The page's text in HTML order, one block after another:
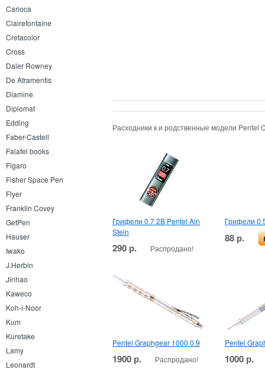
Carioca
Clairefontaine
Cretacolor
Cross
Daler Rowney
De Atramentis
Diamine
Diplomat
Edding
Faber-Castell
Falafel books
Figaro
Fisher Space Pen
Flyer
Franklin Covey
GetPen
Hauser
Iwako
J.Herbin
Jinhao
Kaweco
Koh-i-Noor
Kum
Kuretake
Lamy
Leonardt
Расходники к и родственные модели
Грифели 0.7 2B Pentel Ain
Stein
290 р. Распродано!
Грифели
88 р.
Pentel
Pentel Graphgear 1000 0.9
1900 р. Распродано!
Pentel
1000 р.